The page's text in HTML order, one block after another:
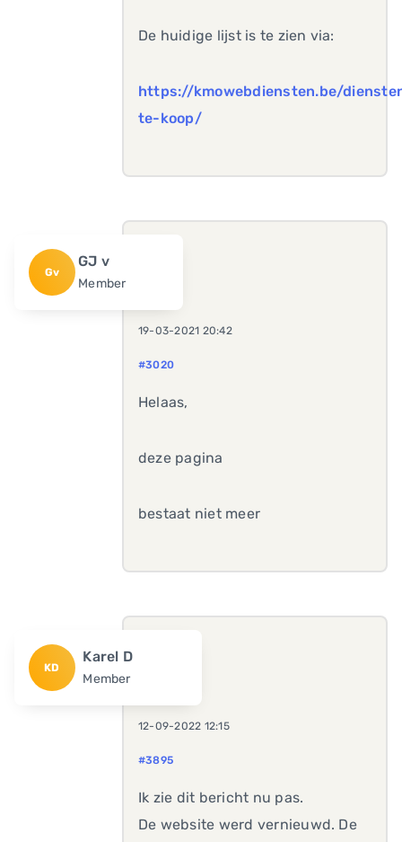
De huidige lijst is te zien via:
https://kmowebdiensten.be/
te-koop/
Gv
GJ v
Member
19-03-2021 20:42
#3020
Helaas,
deze pagina
bestaat niet meer
KD
Karel D
Member
12-09-2022 12:15
#3895
Ik zie dit bericht nu pas.
De website werd vernieuwd. De